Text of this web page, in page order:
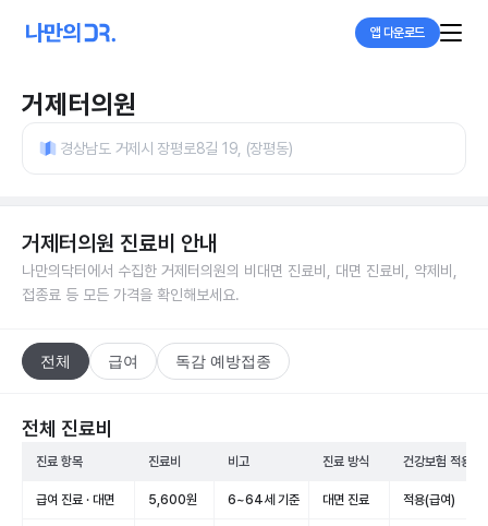
앱 다운로드
거제터의원
경상남도 거제시 장평로8길 19, (장평동)
거제터의원 진료비 안내
나만의닥터에서 수집한 거제터의원의 비대면 진료비, 대면 진료비, 약제비,
접종료 등 모든 가격을 확인해보세요.
전체 급여 독감 예방접종
전체 진료비
진료 항목 진료비 비고 진료 방식 건강보험 적용
급여 진료 · 대면 5,600원 6~64세 기준 대면 진료 적용(급여)